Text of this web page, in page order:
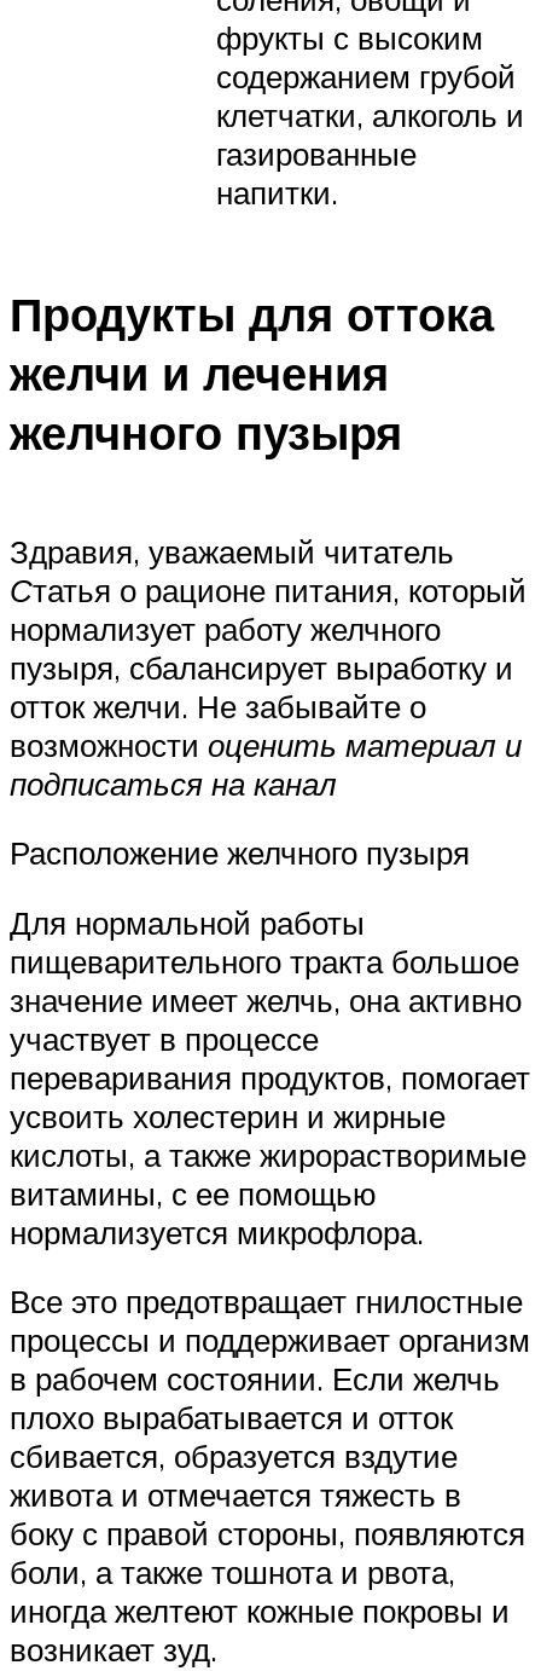
фрукты с высоким
содержанием грубой
клетчатки, алкоголь и
газированные
напитки.
Продукты для оттока
желчи и лечения
желчного пузыря
Здравия, уважаемый читатель
Статья о рационе питания, который
нормализует работу желчного
пузыря, сбалансирует выработку и
отток желчи. Не забывайте о
возможности оценить материал и
подписаться на канал
Расположение желчного пузыря
Для нормальной работы
пищеварительного тракта большое
значение имеет желчь, она активно
участвует в процессе
переваривания продуктов, помогает
усвоить холестерин и жирные
кислоты, а также жирорастворимые
витамины, с ее помощью
нормализуется микрофлора.
Все это предотвращает гнилостные
процессы и поддерживает организм
в рабочем состоянии. Если желчь
плохо вырабатывается и отток
сбивается, образуется вздутие
живота и отмечается тяжесть в
боку с правой стороны, появляются
боли, а также тошнота и рвота,
иногда желтеют кожные покровы и
возникает зуд.